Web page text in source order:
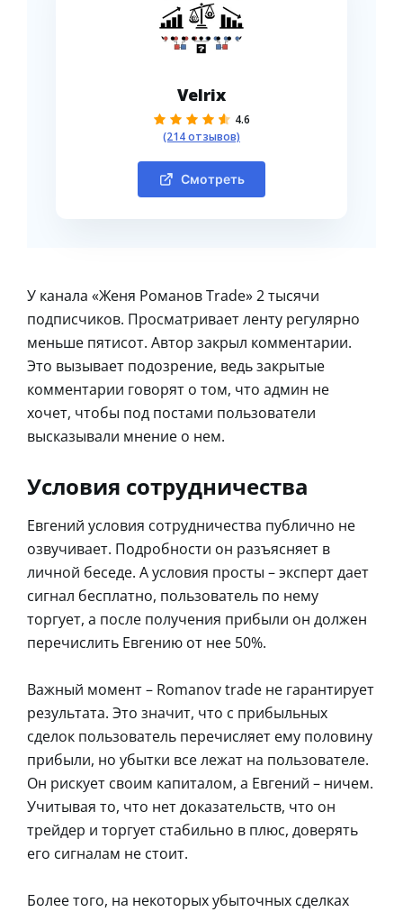
Velrix
4.6
(214 отзывов)
Смотреть
У канала «Женя Романов Trade» 2 тысячи
подписчиков. Просматривает ленту регулярно
меньше пятисот. Автор закрыл комментарии.
Это вызывает подозрение, ведь закрытые
комментарии говорят о том, что админ не
хочет, чтобы под постами пользователи
высказывали мнение о нем.
Условия сотрудничества
Евгений условия сотрудничества публично не
озвучивает. Подробности он разъясняет в
личной беседе. А условия просты – эксперт дает
сигнал бесплатно, пользователь по нему
торгует, а после получения прибыли он должен
перечислить Евгению от нее 50%.
Важный момент – Romanov trade не гарантирует
результата. Это значит, что с прибыльных
сделок пользователь перечисляет ему половину
прибыли, но убытки все лежат на пользователе.
Он рискует своим капиталом, а Евгений – ничем.
Учитывая то, что нет доказательств, что он
трейдер и торгует стабильно в плюс, доверять
его сигналам не стоит.
Более того, на некоторых убыточных сделках